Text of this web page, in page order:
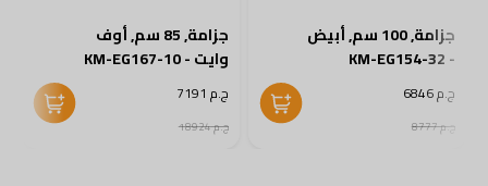
جزامة, 100 سم, أبيض
- KM-EG154-32
ج.م 6846
ج.م 8777
جزامة, 85 سم, أوف
وايت - KM-EG167-10
ج.م 7191
ج.م 18924